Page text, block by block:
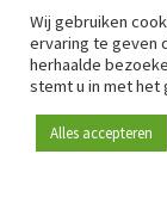
Wij gebruiken
ervaring te geven
herhaalde
stemt u in met het
Alles accepteren